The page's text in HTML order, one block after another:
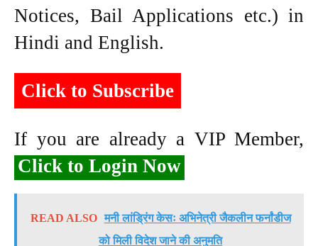
Notices, Bail Applications etc.) in
Hindi and English.
Click to Subscribe
If you are already a VIP Member,
Click to Login Now
READ ALSO मनी लांड्रिंग केसः अभिनेत्री जैकलीन फर्नांडीज
को मिली विदेश जाने की अनुमति